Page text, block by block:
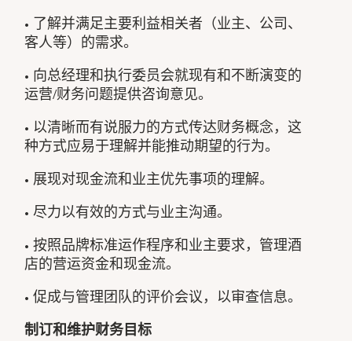
• 了解并满足主要利益相关者（业主、公司、
客人等）的需求。
• 向总经理和执行委员会就现有和不断演变的
运营/财务问题提供咨询意见。
• 以清晰而有说服力的方式传达财务概念，这
种方式应易于理解并能推动期望的行为。
• 展现对现金流和业主优先事项的理解。
• 尽力以有效的方式与业主沟通。
• 按照品牌标准运作程序和业主要求，管理酒
店的营运资金和现金流。
• 促成与管理团队的评价会议，以审查信息。
制订和维护财务目标